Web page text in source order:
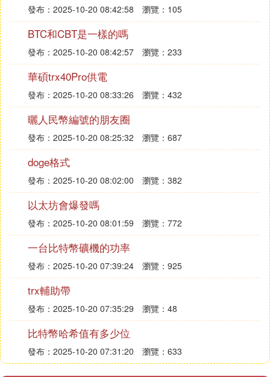
專家指出，市場原期待川普上任後能帶來
友善的加密貨幣政策，但至今仍未見具體
利多措施，再加上關稅政策、經濟不確定
性等疑慮，市場情緒趨向悲觀。
盡管比特幣在周一（3/3）因川普宣布將建
立「加密貨幣戰略儲備」言論而重回9
萬，但在川普關稅戰的陰霾下，比特幣再
度回落，回吐其在周日以來的所有漲幅。
隨著比特幣（BTC）價格下跌，更廣泛的
加密貨幣市場正在面臨清算。
CoinGlass數據顯示，隨著比特幣價格跌落
8.3 萬美元，虛擬貨幣市場過去24 小時爆
倉金額增至10.7 億美元。其中多頭部位在
清算中佔主導地位，爆倉金額為9.28 億美
元。
而比特幣仍是爆倉的主要貨幣，比特幣爆
倉金額達3.93 億美元。
虛擬貨幣爆倉情況（來源：Coinglass）
分析師認為，領先的數位資產比特幣的快
速下跌導致了市場上出現的廣泛清算。由
於人們猜測比特幣已進入發行階段，並且
可能不會很快出現大幅上漲，因此許多投
資者對大盤顯得謹慎。
BitMEX 共同創辦人Arthur Hayes 表示，在
最壞情況下，比特幣仍有可能會回測前一
發布：2025-10-20 08:42:58 瀏覽：105
BTC和CBT是一樣的嗎
發布：2025-10-20 08:42:57 瀏覽：233
華碩trx40Pro供電
發布：2025-10-20 08:33:26 瀏覽：432
曬人民幣編號的朋友圈
發布：2025-10-20 08:25:32 瀏覽：687
doge格式
發布：2025-10-20 08:02:00 瀏覽：382
以太坊會爆發嗎
發布：2025-10-20 08:01:59 瀏覽：772
一台比特幣礦機的功率
發布：2025-10-20 07:39:24 瀏覽：925
trx輔助帶
發布：2025-10-20 07:35:29 瀏覽：48
比特幣哈希值有多少位
發布：2025-10-20 07:31:20 瀏覽：633